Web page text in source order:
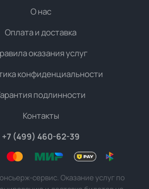
О нас
Оплата и доставка
оказания услуг
конфиденциальности
подлинности
Контакты
+7 (499) 460-62-39
сервис. Оказание услуг по